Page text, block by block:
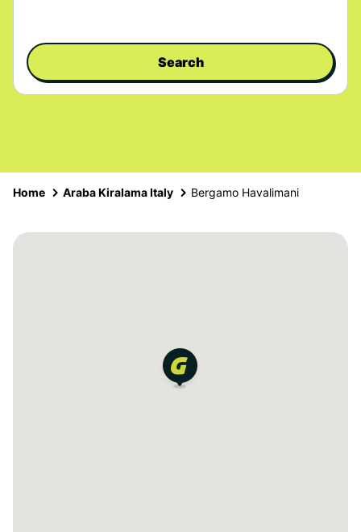
Search
Home Araba Kiralama Italy Bergamo Havalimani